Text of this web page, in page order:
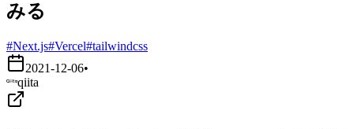
みる
#Next.js#Vercel#tailwindcss
2021-12-06•
qiita